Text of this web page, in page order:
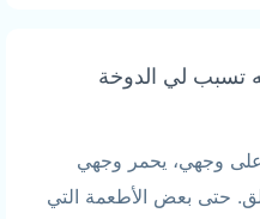
تسبب لي الدوخة
وجهي، يحمر وجهي
حتى بعض الأطعمة التي